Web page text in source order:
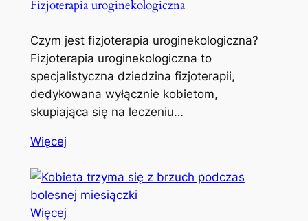
Fizjoterapia uroginekologiczna
Czym jest fizjoterapia uroginekologiczna?
Fizjoterapia uroginekologiczna to
specjalistyczna dziedzina fizjoterapii,
dedykowana wyłącznie kobietom,
skupiająca się na leczeniu…
Więcej
Więcej